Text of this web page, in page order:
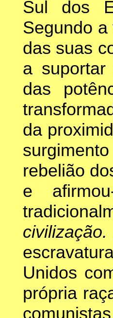
Sul dos
Segundo
das suas
a
das
da
rebelião
e
Unidos
própria